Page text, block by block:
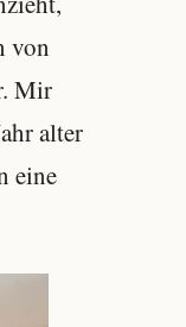
von
Mir
alter
eine